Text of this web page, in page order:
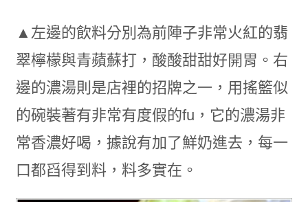
▲左邊的飲料分別為前陣子非常火紅的翡
翠檸檬與青蘋蘇打，酸酸甜甜好開胃。右
邊的濃湯則是店裡的招牌之一，用搖籃似
的碗裝著有非常有度假的fu，它的濃湯非
常香濃好喝，據說有加了鮮奶進去，每一
口都舀得到料，料多實在。